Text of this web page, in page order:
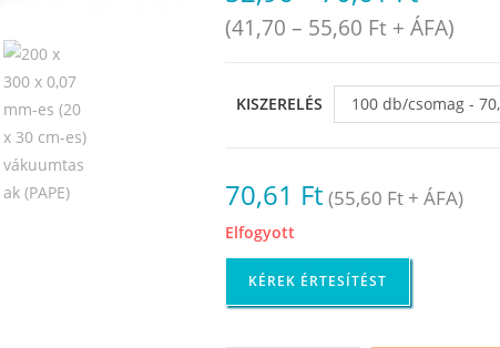
(41,70 – 55,60 Ft+ ÁFA)
KISZERELÉS
100 db/csomag -
70,61 Ft (55,60 Ft+ ÁFA)
Elfogyott
KÉREK ÉRTESÍTÉST